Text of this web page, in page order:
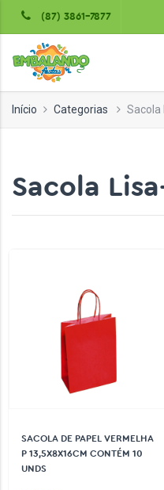
(87) 3861-7877
Início Categorias Sacola
Sacola
SACOLA DE PAPEL VERMELHA
P 13,5X8X16CM CONTÉM 10
UNDS